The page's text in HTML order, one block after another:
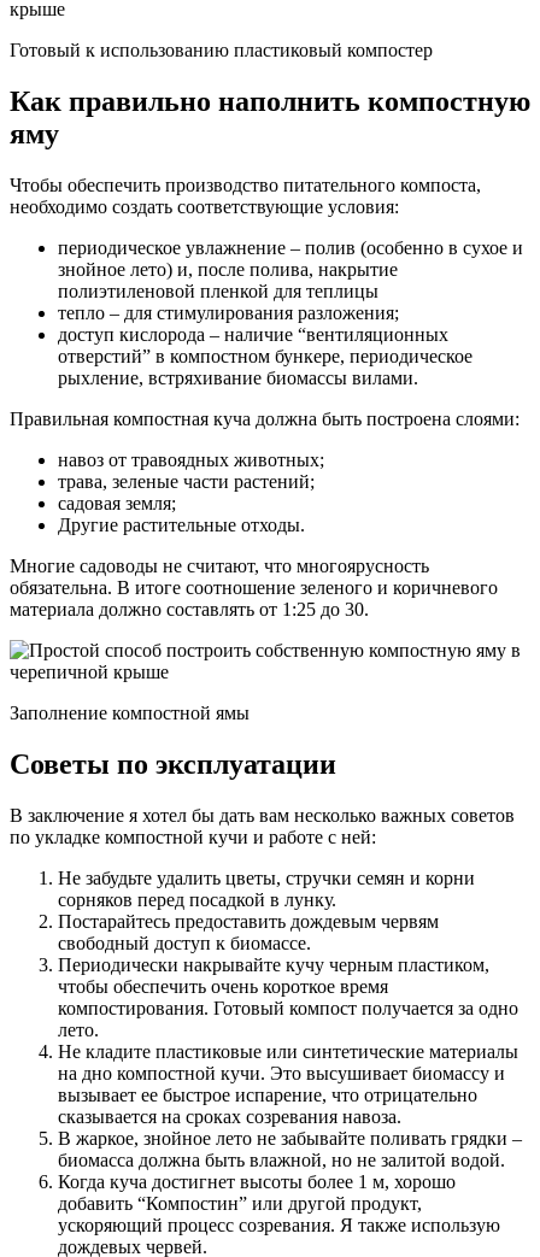
Готовый к использованию пластиковый компостер
Как правильно наполнить компостную
яму
Чтобы обеспечить производство питательного компоста,
необходимо создать соответствующие условия:
периодическое увлажнение – полив (особенно в сухое и
знойное лето) и, после полива, накрытие
полиэтиленовой пленкой для теплицы
тепло – для стимулирования разложения;
доступ кислорода – наличие “вентиляционных
отверстий” в компостном бункере, периодическое
рыхление, встряхивание биомассы вилами.
Правильная компостная куча должна быть построена слоями:
навоз от травоядных животных;
трава, зеленые части растений;
садовая земля;
Другие растительные отходы.
Многие садоводы не считают, что многоярусность
обязательна. В итоге соотношение зеленого и коричневого
материала должно составлять от 1:25 до 30.
Заполнение компостной ямы
Советы по эксплуатации
В заключение я хотел бы дать вам несколько важных советов
по укладке компостной кучи и работе с ней:
Не забудьте удалить цветы, стручки семян и корни
сорняков перед посадкой в лунку.
Постарайтесь предоставить дождевым червям
свободный доступ к биомассе.
Периодически накрывайте кучу черным пластиком,
чтобы обеспечить очень короткое время
компостирования. Готовый компост получается за одно
лето.
Не кладите пластиковые или синтетические материалы
на дно компостной кучи. Это высушивает биомассу и
вызывает ее быстрое испарение, что отрицательно
сказывается на сроках созревания навоза.
В жаркое, знойное лето не забывайте поливать грядки –
биомасса должна быть влажной, но не залитой водой.
Когда куча достигнет высоты более 1 м, хорошо
добавить “Компостин” или другой продукт,
ускоряющий процесс созревания. Я также использую
дождевых червей.